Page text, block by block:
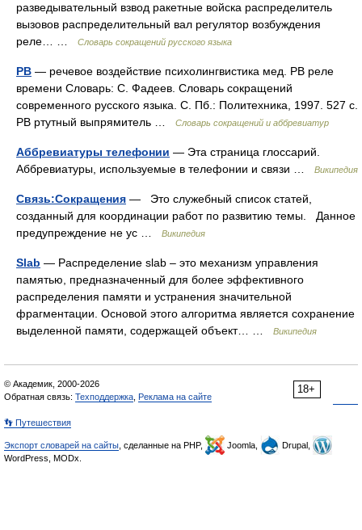
разведывательный взвод ракетные войска распределитель
вызовов распределительный вал регулятор возбуждения
реле… …
Словарь сокращений русского языка
РВ — речевое воздействие психолингвистика мед. РВ реле
времени Словарь: С. Фадеев. Словарь сокращений
современного русского языка. С. Пб.: Политехника, 1997. 527 с.
РВ ртутный выпрямитель …
Словарь сокращений и аббревиатур
Аббревиатуры телефонии — Эта страница глоссарий.
Аббревиатуры, используемые в телефонии и связи …
Википедия
Связь:Сокращения — Это служебный список статей,
созданный для координации работ по развитию темы. Данное
предупреждение не ус …
Википедия
Slab — Распределение slab – это механизм управления
памятью, предназначенный для более эффективного
распределения памяти и устранения значительной
фрагментации. Основой этого алгоритма является сохранение
выделенной памяти, содержащей объект… …
Википедия
18+
© Академик, 2000-2026
Обратная связь: Техподдержка Реклама на сайте
👣 Путешествия
Экспорт словарей на сайты , сделанные на PHP, Joomla,
Drupal,
WordPress, MODx.